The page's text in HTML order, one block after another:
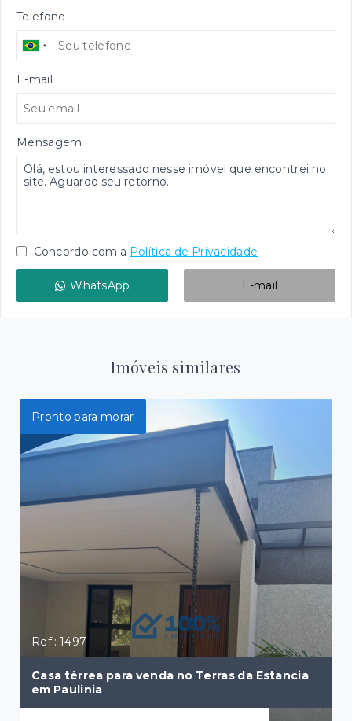
Telefone
E-mail
Mensagem
Concordo com a Política de Privacidade
WhatsApp E-mail
Imóveis similares
Pronto para morar
Ref.: 1497
Casa térrea para venda no Terras da Estancia
em Paulinia